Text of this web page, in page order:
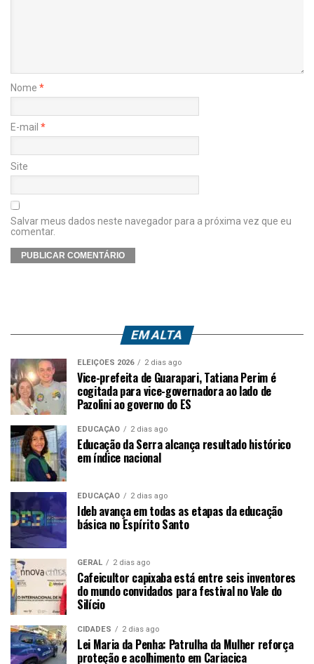
Nome *
E-mail *
Site
Salvar meus dados neste navegador para a próxima vez que eu
comentar.
EM ALTA
ELEIÇÕES 2026 2 dias ago
Vice-prefeita de Guarapari, Tatiana Perim é
cogitada para vice-governadora ao lado de
Pazolini ao governo do ES
EDUCAÇÃO 2 dias ago
Educação da Serra alcança resultado histórico
em índice nacional
EDUCAÇÃO 2 dias ago
Ideb avança em todas as etapas da educação
básica no Espírito Santo
GERAL 2 dias ago
Cafeicultor capixaba está entre seis inventores
do mundo convidados para festival no Vale do
Silício
CIDADES 2 dias ago
Lei Maria da Penha: Patrulha da Mulher reforça
proteção e acolhimento em Cariacica